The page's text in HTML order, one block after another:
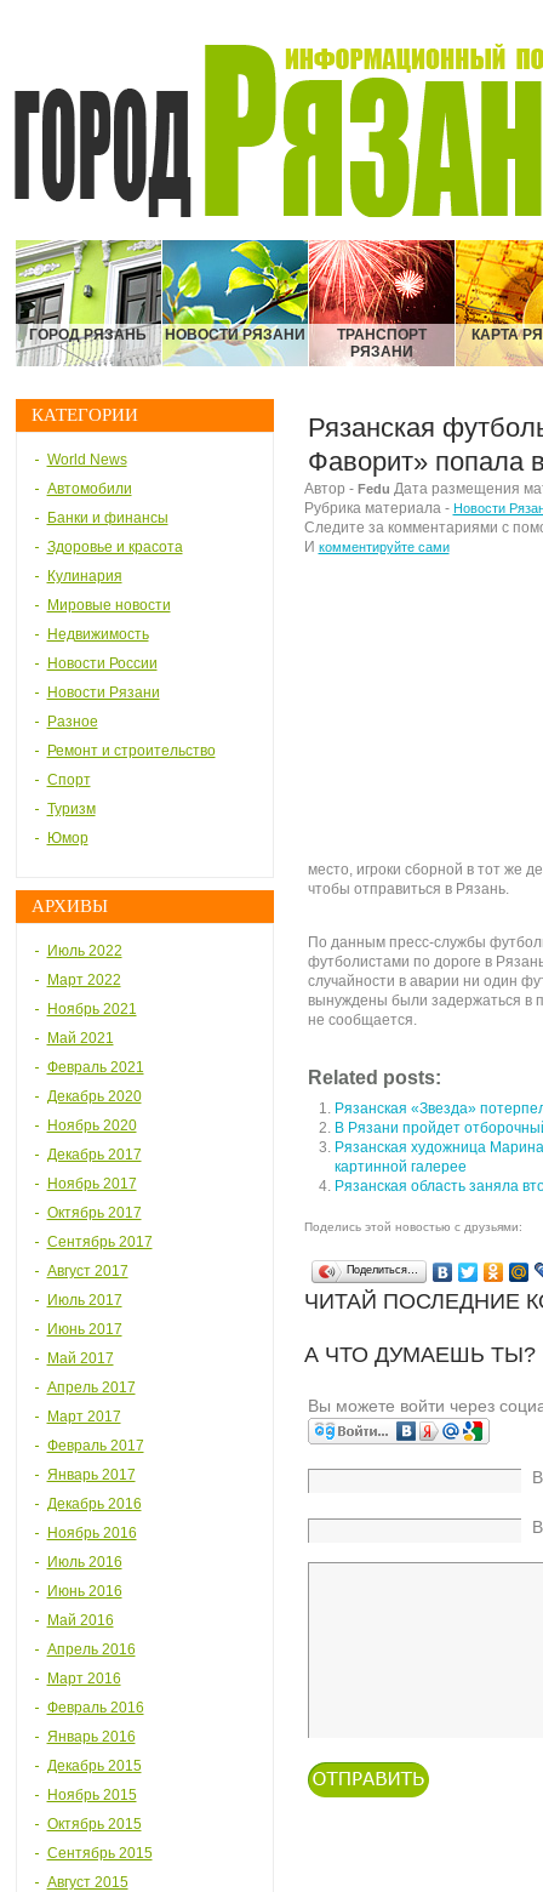
ГОРОД РЯЗАНЬ НОВОСТИ РЯЗАНИ
ТРАНСПОРТ
РЯЗАНИ
КАРТА
КАТЕГОРИИ
World News
Автомобили
Банки и финансы
Здоровье и красота
Кулинария
Мировые новости
Недвижимость
Новости России
Новости Рязани
Разное
Ремонт и строительство
Спорт
Туризм
Юмор
АРХИВЫ
Июль 2022
Март 2022
Ноябрь 2021
Май 2021
Февраль 2021
Декабрь 2020
Ноябрь 2020
Декабрь 2017
Ноябрь 2017
Октябрь 2017
Сентябрь 2017
Август 2017
Июль 2017
Июнь 2017
Май 2017
Апрель 2017
Март 2017
Февраль 2017
Январь 2017
Декабрь 2016
Ноябрь 2016
Июль 2016
Июнь 2016
Май 2016
Апрель 2016
Март 2016
Февраль 2016
Январь 2016
Декабрь 2015
Ноябрь 2015
Октябрь 2015
Сентябрь 2015
Август 2015
Рязанская
Фаворит» попала
Автор - Fedu Дата размещения
Рубрика материала - Новости
Следите за комментариями с
И комментируйте сами
место, игроки сборной в тот же
чтобы отправиться в Рязань.
По данным пресс-службы
футболистами по дороге в
случайности в аварии ни один
вынуждены были задержаться в
не сообщается.
Related posts:
Рязанская «Звезда»
В Рязани пройдет
Рязанская художница
картинной галерее
Рязанская область заняла
Поделись этой новостью с друзьями:
Поделиться…
ЧИТАЙ ПОСЛЕДНИЕ
А ЧТО ДУМАЕШЬ
Вы можете войти через